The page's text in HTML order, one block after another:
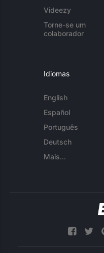
Videezy
Torne-se um
colaborador
Idiomas
English
Español
Português
Deutsch
Mais...